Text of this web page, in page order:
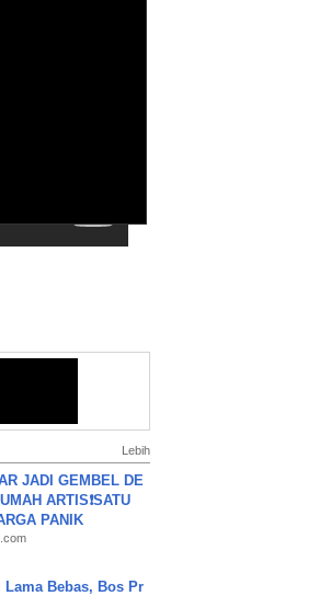
Lebih
JADI GEMBEL DE
ARTIS❗SATU
PANIK
Lama Bebas, Bos Pr